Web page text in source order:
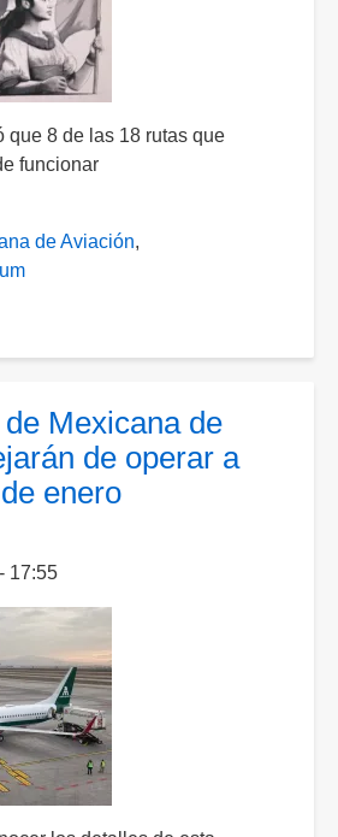
que 8 de las 18 rutas que
funcionar
de Aviación
Mexicana de
de operar a
enero
17:55